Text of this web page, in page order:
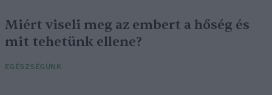
Miért viseli meg az embert a hőség és
mit tehetünk ellene?
EGÉSZSÉGÜNK